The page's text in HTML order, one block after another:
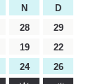
N
D
28
29
19
22
24 26